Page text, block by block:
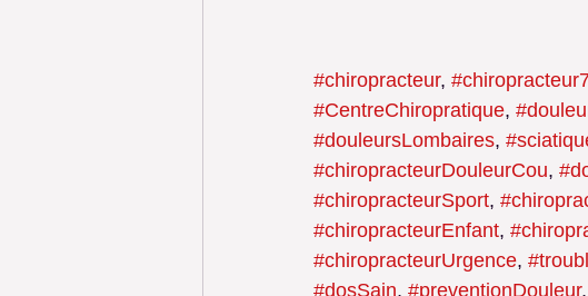
#chiropracteur,
#CentreChiropratique,
#douleursLombaires,
#chiropracteurDouleurCou,
#chiropracteurSport,
#chiropracteurEnfant,
#chiropracteurUrgence,
#dosSain, #preventionDouleur,